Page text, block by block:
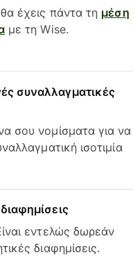
έχεις πάντα τη μέση
με τη Wise.
συναλλαγματικές
σου νομίσματα για να
ισοτιμία
εντελώς δωρεάν
διαφημίσεις.